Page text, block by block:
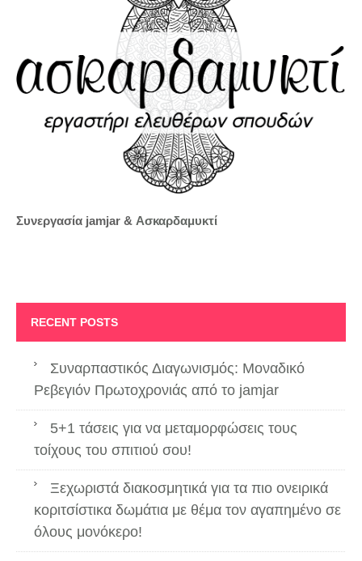
Συνεργασία jamjar & Ασκαρδαμυκτί
RECENT POSTS
Συναρπαστικός Διαγωνισμός: Μοναδικό
Ρεβεγιόν Πρωτοχρονιάς από το jamjar
5+1 τάσεις για να μεταμορφώσεις τους
τοίχους του σπιτιού σου!
Ξεχωριστά διακοσμητικά για τα πιο ονειρικά
κοριτσίστικα δωμάτια με θέμα τον αγαπημένο σε
όλους μονόκερο!